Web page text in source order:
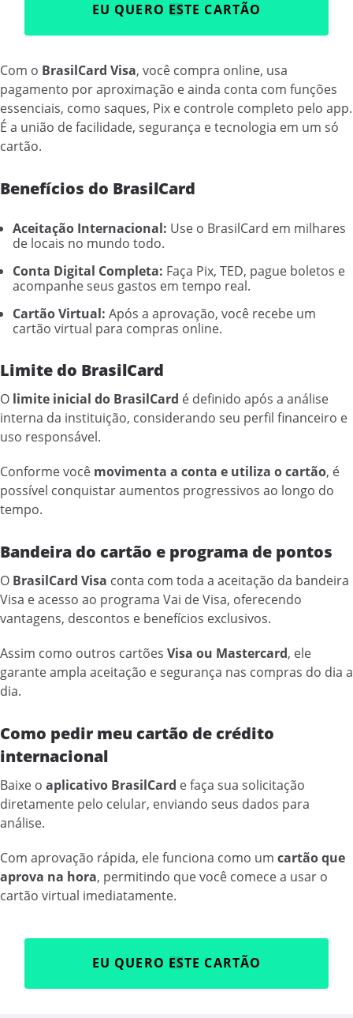
EU QUERO ESTE CARTÃO
Com o BrasilCard Visa, você compra online, usa
pagamento por aproximação e ainda conta com funções
essenciais, como saques, Pix e controle completo pelo app.
É a união de facilidade, segurança e tecnologia em um só
cartão.
Benefícios do BrasilCard
Aceitação Internacional: Use o BrasilCard em milhares
de locais no mundo todo.
Conta Digital Completa: Faça Pix, TED, pague boletos e
acompanhe seus gastos em tempo real.
Cartão Virtual: Após a aprovação, você recebe um
cartão virtual para compras online.
Limite do BrasilCard
O limite inicial do BrasilCard é definido após a análise
interna da instituição, considerando seu perfil financeiro e
uso responsável.
Conforme você movimenta a conta e utiliza o cartão, é
possível conquistar aumentos progressivos ao longo do
tempo.
Bandeira do cartão e programa de pontos
O BrasilCard Visa conta com toda a aceitação da bandeira
Visa e acesso ao programa Vai de Visa, oferecendo
vantagens, descontos e benefícios exclusivos.
Assim como outros cartões Visa ou Mastercard, ele
garante ampla aceitação e segurança nas compras do dia a
dia.
Como pedir meu cartão de crédito
internacional
Baixe o aplicativo BrasilCard e faça sua solicitação
diretamente pelo celular, enviando seus dados para
análise.
Com aprovação rápida, ele funciona como um cartão que
aprova na hora, permitindo que você comece a usar o
cartão virtual imediatamente.
EU QUERO ESTE CARTÃO